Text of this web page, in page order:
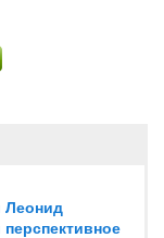
Леонид